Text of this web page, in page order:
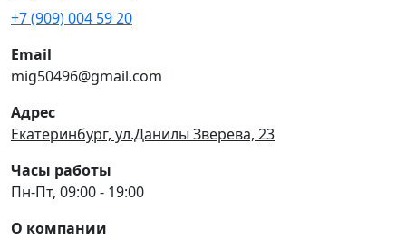
+7 (909) 004 59 20
Email
mig50496@gmail.com
Адрес
Екатеринбург, ул.Данилы Зверева, 23
Часы работы
Пн-Пт, 09:00 - 19:00
О компании